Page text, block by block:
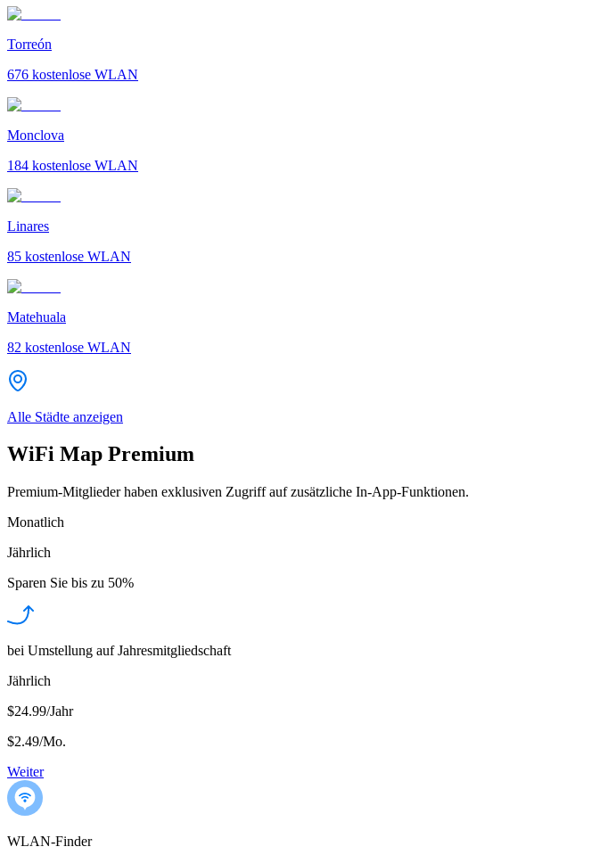
Torreón
676 kostenlose WLAN
Monclova
184 kostenlose WLAN
Linares
85 kostenlose WLAN
Matehuala
82 kostenlose WLAN
Alle Städte anzeigen
WiFi Map Premium
Premium-Mitglieder haben exklusiven Zugriff auf zusätzliche In-App-Funktionen.
Monatlich
Jährlich
Sparen Sie bis zu 50%
bei Umstellung auf Jahresmitgliedschaft
Jährlich
$24.99/Jahr
$2.49/Mo.
Weiter
WLAN-Finder